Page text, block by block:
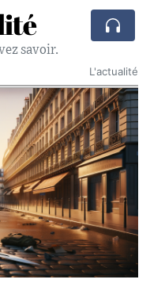
savoir.
L'actualité